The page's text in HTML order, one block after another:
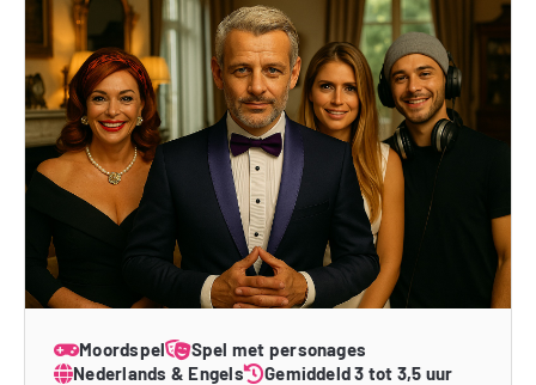
Moordspel
Spel met personages
Nederlands & Engels
Gemiddeld 3 tot 3,5 uur